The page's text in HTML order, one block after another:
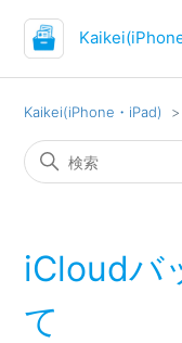
Kaikei(iPhone・iPad)
iCloudバ
て